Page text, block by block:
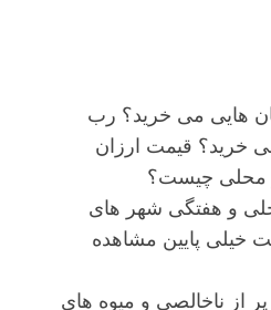
هایی می خرید؟ رب
خرید؟ قیمت ارزان
محلی چیست؟
و هفتگی شهر های
خیلی پایین مشاهده
از ناخالصی و میوه های